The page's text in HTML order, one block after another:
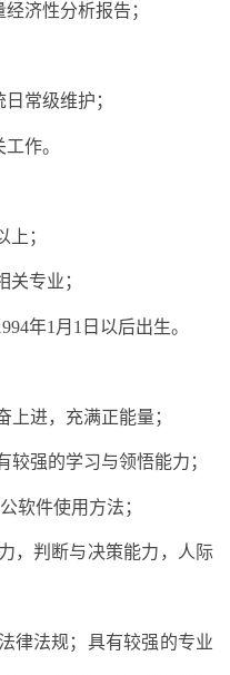
济性分析报告；
常级维护；
作。
；
关专业；
年1月1日以后出生。
上进，充满正能量；
较强的学习与领悟能力；
软件使用方法；
，判断与决策能力，人际
律法规；具有较强的专业